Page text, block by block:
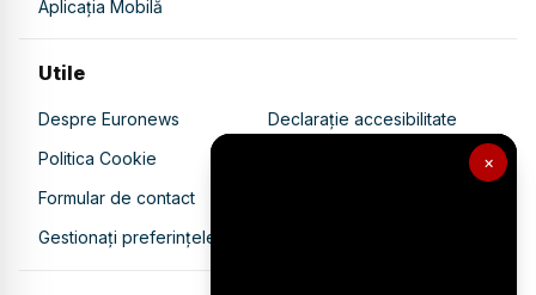
×
Aplicația Mobilă
Utile
Despre Euronews
Declarație accesibilitate
Politica Cookie
Politica de confidențialitate
Formular de contact
Gestionați preferințele